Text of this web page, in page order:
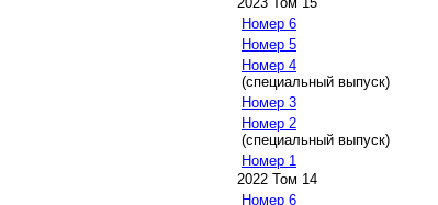
Номер 6
Номер 5
Номер 4
(специальный выпуск)
Номер 3
Номер 2
(специальный выпуск)
Номер 1
2022 Том 14
Номер 6